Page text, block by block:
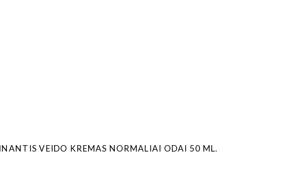
VEIDO KREMAS NORMALIAI ODAI 50 ML.